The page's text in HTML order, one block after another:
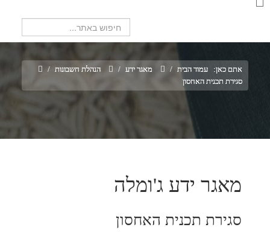
אתם כאן: עמוד הבית / מאגר ידע / הנהלת חשבונות /
סגירת תכנית האחסון
מאגר ידע ג'ומלה
סגירת תכנית האחסון